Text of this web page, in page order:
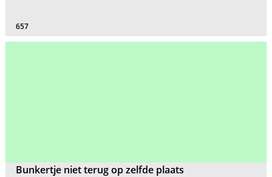
657
Bunkertje niet terug op zelfde plaats